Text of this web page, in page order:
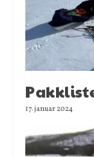
17. januar 2024